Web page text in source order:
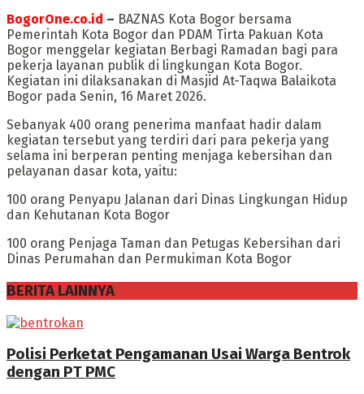
BogorOne.co.id – BAZNAS Kota Bogor bersama
Pemerintah Kota Bogor dan PDAM Tirta Pakuan Kota
Bogor menggelar kegiatan Berbagi Ramadan bagi para
pekerja layanan publik di lingkungan Kota Bogor.
Kegiatan ini dilaksanakan di Masjid At-Taqwa Balaikota
Bogor pada Senin, 16 Maret 2026.
Sebanyak 400 orang penerima manfaat hadir dalam
kegiatan tersebut yang terdiri dari para pekerja yang
selama ini berperan penting menjaga kebersihan dan
pelayanan dasar kota, yaitu:
100 orang Penyapu Jalanan dari Dinas Lingkungan Hidup
dan Kehutanan Kota Bogor
100 orang Penjaga Taman dan Petugas Kebersihan dari
Dinas Perumahan dan Permukiman Kota Bogor
BERITA LAINNYA
Polisi Perketat Pengamanan Usai Warga Bentrok
dengan PT PMC